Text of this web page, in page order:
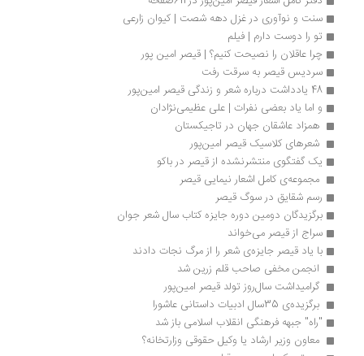
سنت و نوآوری در غزل دهه شصت | کیوان زارعی
تو را دوست دارم | فیلم
چرا عاقلان را نصیحت کنیم؟ | قیصر امین پور
سردیس قیصر به سرقت رفت
48 یادداشت درباره شعر و زندگی قیصر امین‌پور
و اما یاد بعضی نفرات | علی عظیمی‌نژادان
همزاد عاشقان جهان در تاجیکستان
شعرهای کلاسیک قیصر امین‌پور
یک گفتگوی منتشرنشده‌ از قیصر در باکو
مجموعه‌ی کامل اشعار نیمایی قیصر
رسم شقایق در سوگ قیصر
برگزیدگان دومین دوره جایزه کتاب سال شعر جوان
سراج از قیصر می‌خواند
با یاد قیصر جایزه‌ی شعر را از مرگ نجات دادند
انجمن مخفی صاحب قلم زرین شد
گرامیداشت سال‌روز تولد قیصر امین‌پور
برگزیده‌ی 35سال ادبیات داستانی عاشورا
"راه" جبهه فرهنگی انقلاب اسلامی باز شد
معاون وزیر ارشاد یا وکیل حقوقی وزارتخانه؟